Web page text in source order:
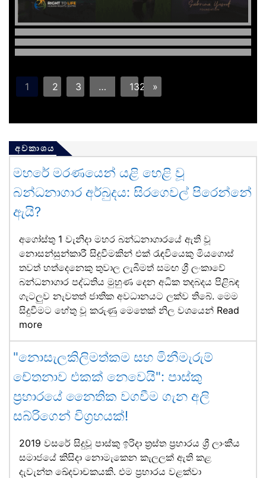
1 2 3 … 132 »
අවකාශය
මහරේ මරණයෙන් යළි හෙළි වූ
බන්ධනාගාර අර්බුදය: සිරගෙවල් පිරෙන්නේ
ඇයි?
අගෝස්තු 1 වැනිදා මහර බන්ධනාගාරයේ ඇති වූ
නොසන්සුන්කාරී සිදුවීමකින් එක් රැඳවියෙකු මියගොස්
තවත් හත්දෙනෙකු තුවාල ලැබීමත් සමඟ ශ්‍රී ලංකාවේ
බන්ධනාගාර පද්ධතිය මුහුණ දෙන අධික තදබදය පිළිබඳ
ගැටලුව නැවතත් ජාතික අවධානයට ලක්ව තිබේ. මෙම
සිදුවීමට හේතු වූ කරුණු මෙතෙක් නිල වශයෙන් Read
more
"නොසැලකිලිමත්කම සහ මිනීමැරුම්
චේතනාව එකක් නෙවෙයි": පාස්කු
ප්‍රහාරයේ නෛතික වගවීම ගැන අලි
සබ්රිගෙන් විග්‍රහයක්!
2019 වසරේ සිදුවූ පාස්කු ඉරිදා ත්‍රස්ත ප්‍රහාරය ශ්‍රී ලාංකීය
සමාජයේ කිසිදා නොමැකෙන කැලලක් ඇති කළ
දැවැන්ත ඛේදවාචකයකි. එම ප්‍රහාරය වළක්වා